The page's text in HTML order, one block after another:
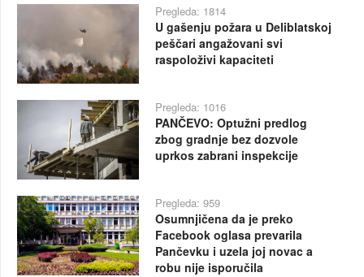
Pregleda: 1814
U gašenju požara u Deliblatskoj
peščari angažovani svi
raspoloživi kapaciteti
Pregleda: 1016
PANČEVO: Optužni predlog
zbog gradnje bez dozvole
uprkos zabrani inspekcije
Pregleda: 959
Osumnjičena da je preko
Facebook oglasa prevarila
Pančevku i uzela joj novac a
robu nije isporučila